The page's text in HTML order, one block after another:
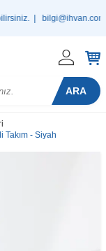
|bilgi@ihvan.com.tr
ARA
Takım - Siyah